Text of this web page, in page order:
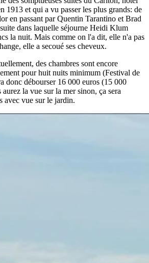
1913 et qui a vu passer les plus grands: de
en passant par Quentin Tarantino et Brad
dans laquelle séjourne Heidi Klum
la nuit. Mais comme on l'a dit, elle n'a pas
elle a secoué ses cheveux.
des chambres sont encore
pour huit nuits minimum (Festival de
donc débourser 16 000 euros (15 000
la vue sur la mer sinon, ça sera
avec vue sur le jardin.